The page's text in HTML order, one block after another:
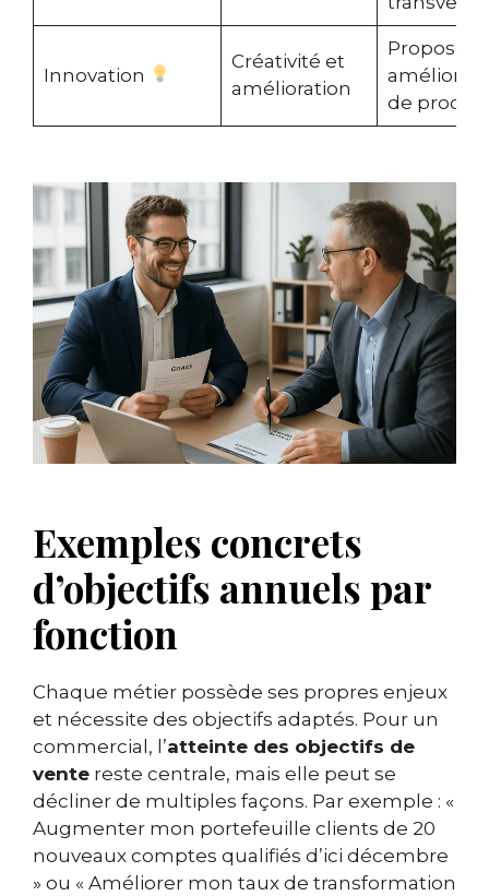
Innovation
Créativité et
amélioration
Proposer 3
de
Exemples concrets
d’objectifs annuels par
fonction
Chaque métier possède ses propres enjeux
et nécessite des objectifs adaptés. Pour un
commercial, l’atteinte des objectifs de
vente reste centrale, mais elle peut se
décliner de multiples façons. Par exemple : «
Augmenter mon portefeuille clients de 20
nouveaux comptes qualifiés d’ici décembre
» ou « Améliorer mon taux de transformation